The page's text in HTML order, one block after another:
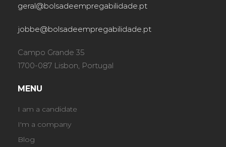
geral@bolsadeempregabilidade.pt
jobbe@bolsadeempregabilidade.pt
Campo Grande 35
1700-087 Lisbon, Portugal
MENU
I am a candidate
I'm a company
Blog